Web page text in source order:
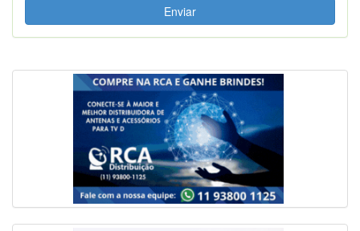
Enviar